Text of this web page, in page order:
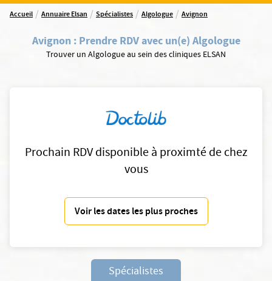
Accueil / Annuaire Elsan / Spécialistes / Algologue / Avignon
Avignon: Prendre RDV avec un(e) Algologue
Trouver un Algologue au sein des cliniques ELSAN
Prochain RDV disponible à proximté de chez
vous
Voir les dates les plus proches
Spécialistes